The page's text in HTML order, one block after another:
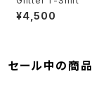
¥4,500
セール中の商品